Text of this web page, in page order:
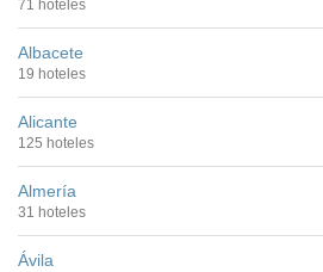
71 hoteles
Albacete
19 hoteles
Alicante
125 hoteles
Almería
31 hoteles
Ávila